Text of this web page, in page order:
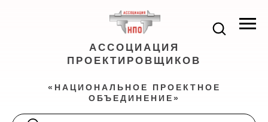
АССОЦИАЦИЯ
ПРОЕКТИРОВЩИКОВ
«НАЦИОНАЛЬНОЕ ПРОЕКТНОЕ
ОБЪЕДИНЕНИЕ»